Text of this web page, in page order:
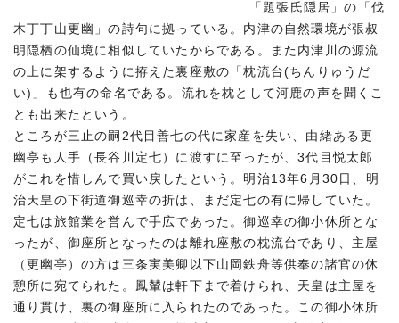
「題張氏隠居」の「伐
木丁丁山更幽」の詩句に拠っている。内津の自然環境が張叔
明隠栖の仙境に相似していたからである。また内津川の源流
の上に架するように拵えた裏座敷の「枕流台(ちんりゅうだ
い)」も也有の命名である。流れを枕として河鹿の声を聞くこ
とも出来たという。
ところが三止の嗣2代目善七の代に家産を失い、由緒ある更
幽亭も人手（長谷川定七）に渡すに至ったが、3代目悦太郎
がこれを惜しんで買い戻したという。明治13年6月30日、明
治天皇の下街道御巡幸の折は、まだ定七の有に帰していた。
定七は旅館業を営んで手広であった。御巡幸の御小休所とな
ったが、御座所となったのは離れ座敷の枕流台であり、主屋
（更幽亭）の方は三条実美卿以下山岡鉄舟等供奉の諸官の休
憩所に宛てられた。鳳輦は軒下まで着けられ、天皇は主屋を
通り貫け、裏の御座所に入られたのであった。この御小休所